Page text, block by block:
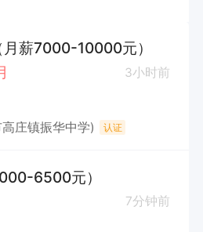
薪7000-10000元）
3小时前
庄镇振华中学) 认证
6500元）
7分钟前